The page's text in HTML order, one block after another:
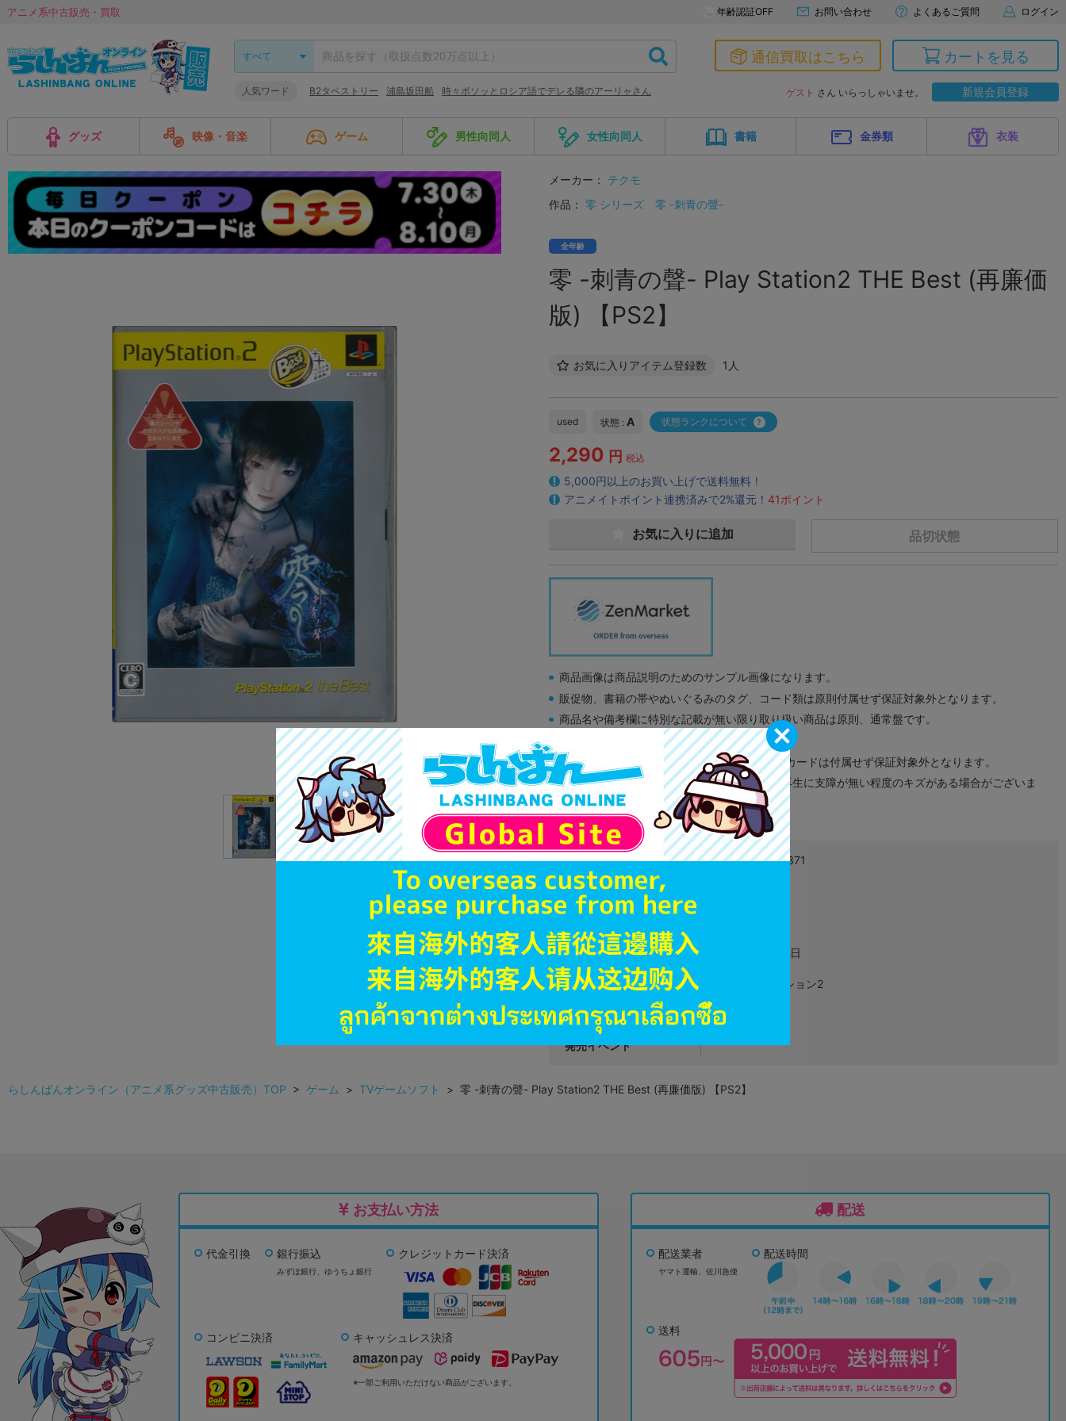
アニメ系中古販売・買取 年齢認証OFF お問い合わせ よくあるご質問 ログイン
人気ワード B2タペストリー 浦島坂田船 時々ボソッとロシア語でデレる隣のアーリャさん
通信買取はこちら カートを見る
ゲスト さん いらっしゃいませ。 新規会員登録
グッズ 映像・音楽 ゲーム 男性向同人 女性向同人 書籍 金券類 衣装
メーカー：
テクモ
作品： 零 シリーズ 零 -刺青の聲-
全年齢
零 -刺青の聲- Play Station2 THE Best (再廉価
版) 【PS2】
お気に入りアイテム登録数 1人
used 状態 : A 状態ランクについて
2,290 円 税込
5,000円以上のお買い上げで送料無料！
アニメイトポイント連携済みで2%還元！ 41ポイント
品切状態
お気に入りに追加
商品画像は商品説明のためのサンプル画像になります。
販促物、書籍の帯やぬいぐるみのタグ、コード類は原則付属せず保証対象外となります。
商品名や備考欄に特別な記載が無い限り取り扱い商品は原則、通常盤です。
「電池」は原則として保証対象外となります。
ゲーム機本体には、SDカードなどのメモリーカードは付属せず保証対象外となります。
ディスク類の読み取り面のキズに関しまして再生に支障が無い程度のキズがある場合がございま
す。
※詳細につきましてはコチラ
JANコード 4960677800371
商品番号
商品カテゴリ
発売日 2007年11月22日
ハード プレイステーション2
型番 SLPS-73257
発売イベント
らしんばんオンライン（アニメ系グッズ中古販売）TOP > ゲーム > TVゲームソフト > 零 -刺青の聲- Play Station2 THE Best (再廉価版) 【PS2】
お支払い方法
代金引換 銀行振込
みずほ銀行、 ゆうちょ銀行
クレジットカード決済
コンビニ決済 キャッシュレス決済
※一部ご利用いただけない商品がございます。
配送
配送業者
ヤマト運輸、佐川急便
配送時間
送料